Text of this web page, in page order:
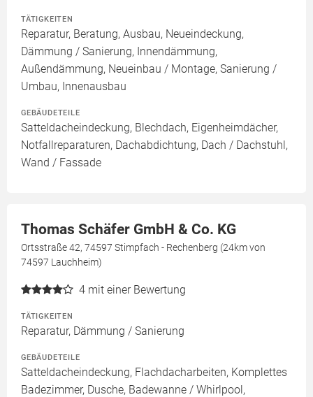
TÄTIGKEITEN
Reparatur, Beratung, Ausbau, Neueindeckung,
Dämmung / Sanierung, Innendämmung,
Außendämmung, Neueinbau / Montage, Sanierung /
Umbau, Innenausbau
GEBÄUDETEILE
Satteldacheindeckung, Blechdach, Eigenheimdächer,
Notfallreparaturen, Dachabdichtung, Dach / Dachstuhl,
Wand / Fassade
Thomas Schäfer GmbH & Co. KG
Ortsstraße 42, 74597 Stimpfach - Rechenberg (24km von
74597 Lauchheim)
4 mit einer Bewertung
TÄTIGKEITEN
Reparatur, Dämmung / Sanierung
GEBÄUDETEILE
Satteldacheindeckung, Flachdacharbeiten, Komplettes
Badezimmer, Dusche, Badewanne / Whirlpool,